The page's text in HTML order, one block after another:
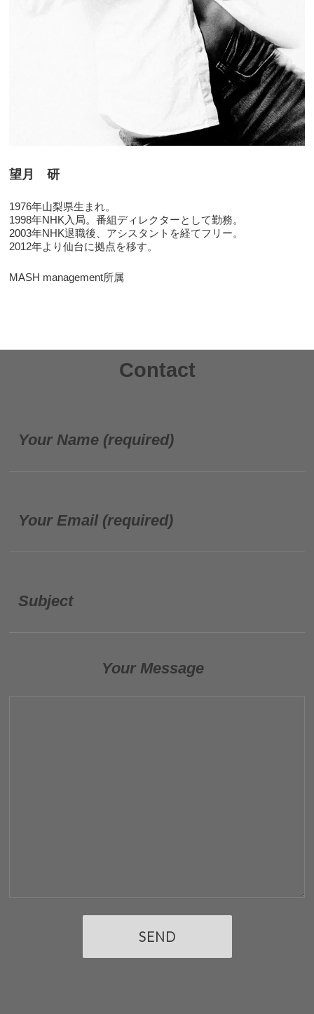
望月 研
1976年山梨県生まれ。
1998年NHK入局。番組ディレクターとして勤務。
2003年NHK退職後、アシスタントを経てフリー。
2012年より仙台に拠点を移す。
MASH management所属
Contact
Your Name (required)
Your Email (required)
Subject
Your Message